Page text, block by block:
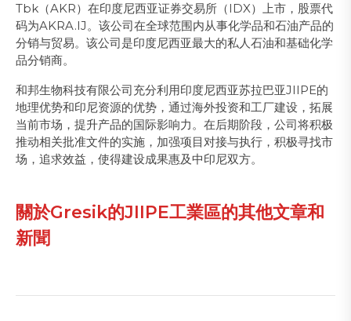
Tbk（AKR）在印度尼西亚证券交易所（IDX）上市，股票代
码为AKRA.IJ。该公司在全球范围内从事化学品和石油产品的
分销与贸易。该公司是印度尼西亚最大的私人石油和基础化学
品分销商。
和邦生物科技有限公司充分利用印度尼西亚苏拉巴亚JIIPE的
地理优势和印尼资源的优势，通过海外投资和工厂建设，拓展
当前市场，提升产品的国际影响力。在后期阶段，公司将积极
推动相关批准文件的实施，加强项目对接与执行，积极寻找市
场，追求效益，使得建设成果惠及中印尼双方。
關於Gresik的JIIPE工業區的其他文章和
新聞